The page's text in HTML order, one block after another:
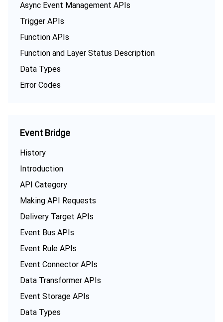
Async Event Management APIs
Trigger APIs
Function APIs
Function and Layer Status Description
Data Types
Error Codes
Event Bridge
History
Introduction
API Category
Making API Requests
Delivery Target APIs
Event Bus APIs
Event Rule APIs
Event Connector APIs
Data Transformer APIs
Event Storage APIs
Data Types